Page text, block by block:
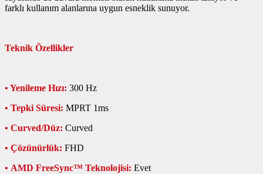
farklı kullanım alanlarına uygun esneklik sunuyor.
Teknik Özellikler
• Yenileme Hızı: 300 Hz
• Tepki Süresi: MPRT 1ms
• Curved/Düz: Curved
• Çözünürlük: FHD
• AMD FreeSync™ Teknolojisi: Evet